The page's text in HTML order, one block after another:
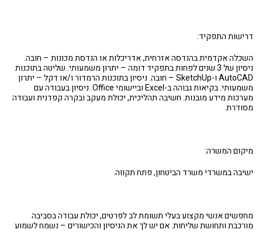
דרישות התפקיד:
השכלה אקדמית בהנדסה אזרחית, אדריכלות או הנדסת מכונות – חובה.
ניסיון של 3 שנים לפחות בתפקיד דומה – יתרון משמעותי. שליטה בתוכנות
AutoCAD ו-SketchUp – חובה. ניסיון בתוכנות הרמדור ו/או דקל – יתרון
משמעותי. בקיאות גבוהה ב-Excel וביישומי Office. ניסיון בעבודה עם
מערכות מידע מובנות. חשיבה תהליכית, יכולת מעקב ובקרה קפדנית ועבודה
מסודרת.
מיקום המשרה:
ישיבה במשרדי משרד הביטחון, פתח תקווה.
מחפשים אנשי מקצוע בעלי תשומת לב לפרטים, יכולת עבודה בסביבה
מורכבת ותחושת שליחות. אם יש לך את הניסיון והכישורים – נשמח לשמוע